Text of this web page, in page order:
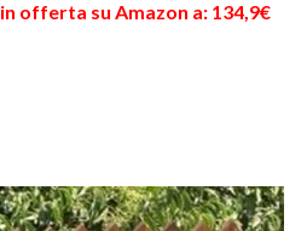
in offerta su Amazon a: 134,9€